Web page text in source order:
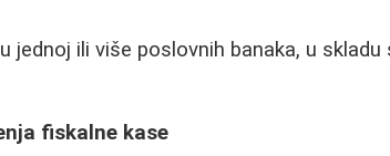
jednoj ili više poslovnih banaka, u skladu
fiskalne kase